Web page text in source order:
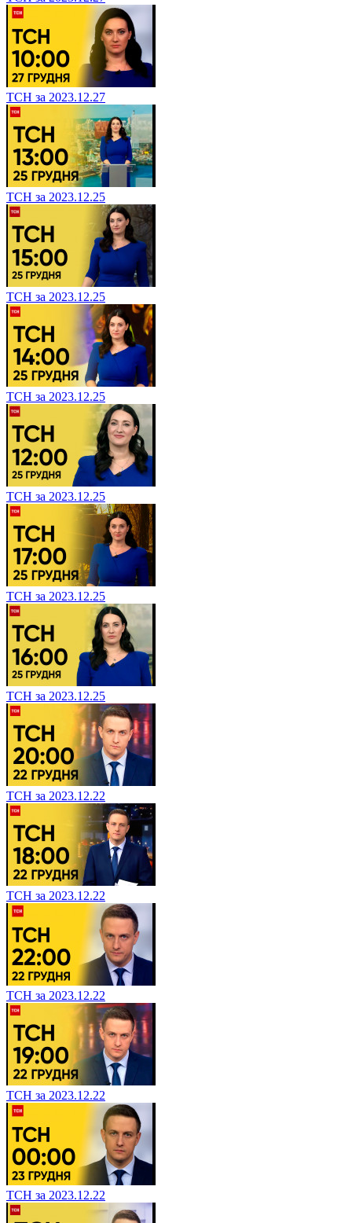
ТСН за 2023.12.27
ТСН за 2023.12.25
ТСН за 2023.12.25
ТСН за 2023.12.25
ТСН за 2023.12.25
ТСН за 2023.12.25
ТСН за 2023.12.25
ТСН за 2023.12.22
ТСН за 2023.12.22
ТСН за 2023.12.22
ТСН за 2023.12.22
ТСН за 2023.12.22